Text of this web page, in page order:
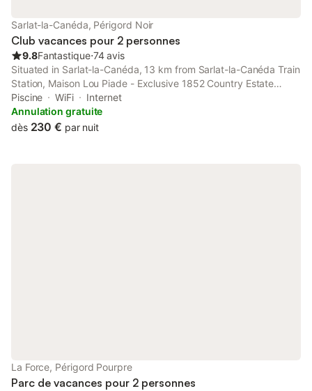
Sarlat-la-Canéda, Périgord Noir
Club vacances pour 2 personnes
9.8Fantastique⋅74 avis
Situated in Sarlat-la-Canéda, 13 km from Sarlat-la-Canéda Train
Station, Maison Lou Piade - Exclusive 1852 Country Estate
Sarlat features accommodation with a seasonal outdoor
swimming pool, free private parking, a garden and a terrace.
Piscine WiFi
Internet
Annulation gratuite
dès 230 € par nuit
La Force, Périgord Pourpre
Parc de vacances pour 2 personnes